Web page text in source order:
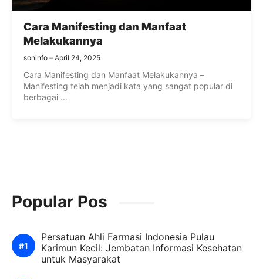
Cara Manifesting dan Manfaat
Melakukannya
soninfo April 24, 2025
Cara Manifesting dan Manfaat Melakukannya –
Manifesting telah menjadi kata yang sangat popular di
berbagai ...
Popular Pos
Persatuan Ahli Farmasi Indonesia Pulau
Karimun Kecil: Jembatan Informasi Kesehatan
untuk Masyarakat